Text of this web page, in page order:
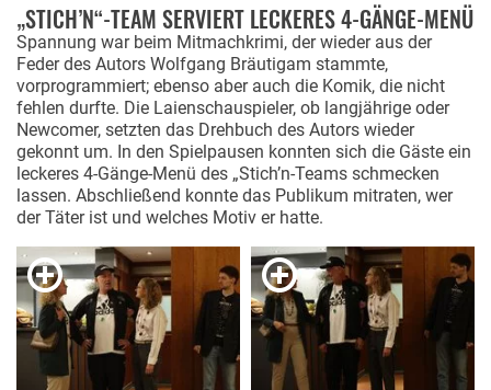
„STICH’N“-TEAM SERVIERT LECKERES 4-GÄNGE-MENÜ
Spannung war beim Mitmachkrimi, der wieder aus der
Feder des Autors Wolfgang Bräutigam stammte,
vorprogrammiert; ebenso aber auch die Komik, die nicht
fehlen durfte. Die Laienschauspieler, ob langjährige oder
Newcomer, setzten das Drehbuch des Autors wieder
gekonnt um. In den Spielpausen konnten sich die Gäste ein
leckeres 4-Gänge-Menü des „Stich’n-Teams schmecken
lassen. Abschließend konnte das Publikum mitraten, wer
der Täter ist und welches Motiv er hatte.